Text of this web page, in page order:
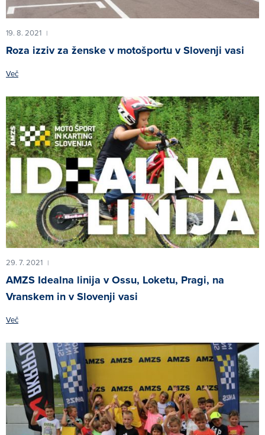
19. 8. 2021 |
Roza izziv za ženske v motošportu v Slovenji vasi
Več
29. 7. 2021 |
AMZS Idealna linija v Ossu, Loketu, Pragi, na
Vranskem in v Slovenji vasi
Več